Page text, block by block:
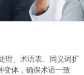
理、术语表、同义词扩
变体，确保术语一致